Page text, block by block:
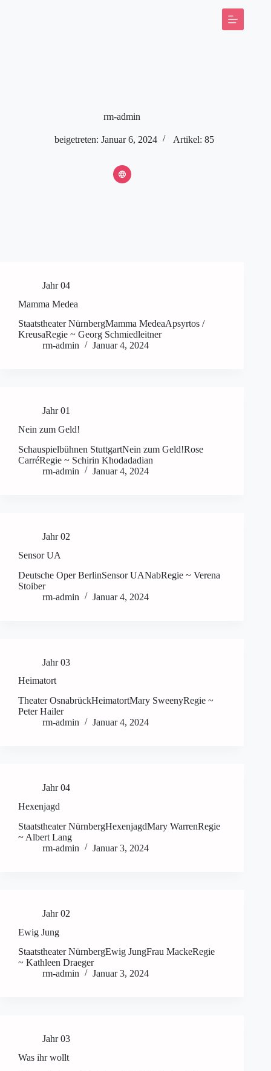
rm-admin
beigetreten: Januar 6, 2024 Artikel: 85
Jahr 04
Mamma Medea
Staatstheater NürnbergMamma MedeaApsyrtos /
KreusaRegie ~ Georg Schmiedleitner
rm-admin
Januar 4, 2024
Jahr 01
Nein zum Geld!
Schauspielbühnen StuttgartNein zum Geld!Rose
CarréRegie ~ Schirin Khodadadian
rm-admin
Januar 4, 2024
Jahr 02
Sensor UA
Deutsche Oper BerlinSensor UANabRegie ~ Verena
Stoiber
rm-admin
Januar 4, 2024
Jahr 03
Heimatort
Theater OsnabrückHeimatortMary SweenyRegie ~
Peter Hailer
rm-admin
Januar 4, 2024
Jahr 04
Hexenjagd
Staatstheater NürnbergHexenjagdMary WarrenRegie
~ Albert Lang
rm-admin
Januar 3, 2024
Jahr 02
Ewig Jung
Staatstheater NürnbergEwig JungFrau MackeRegie
~ Kathleen Draeger
rm-admin
Januar 3, 2024
Jahr 03
Was ihr wollt